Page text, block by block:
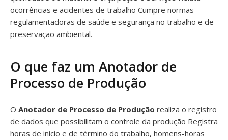
ocorrências e acidentes de trabalho Cumpre normas
regulamentadoras de saúde e segurança no trabalho e de
preservação ambiental.
O que faz um Anotador de
Processo de Produção
O Anotador de Processo de Produção realiza o registro
de dados que possibilitam o controle da produção Registra
horas de início e de término do trabalho, homens-horas